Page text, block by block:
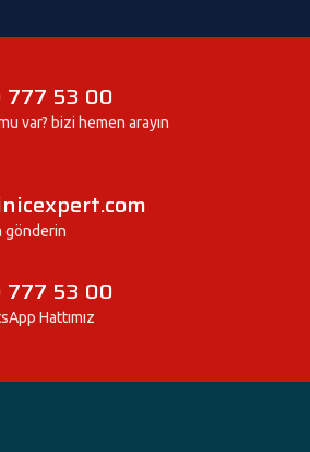
777 53 00
var? bizi hemen arayın
gönderin
777 53 00
Hattımız